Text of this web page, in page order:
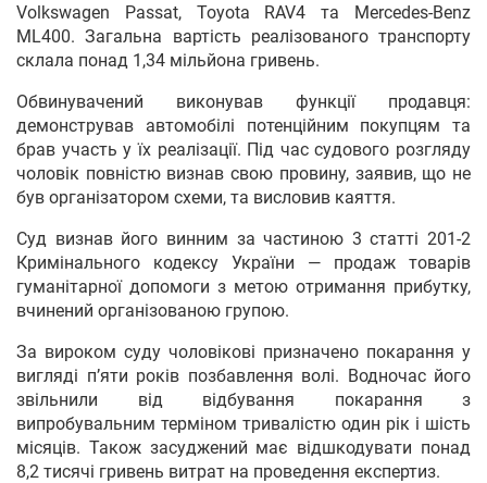
Volkswagen Passat, Toyota RAV4 та Mercedes-Benz
ML400. Загальна вартість реалізованого транспорту
склала понад 1,34 мільйона гривень.
Обвинувачений виконував функції продавця:
демонстрував автомобілі потенційним покупцям та
брав участь у їх реалізації. Під час судового розгляду
чоловік повністю визнав свою провину, заявив, що не
був організатором схеми, та висловив каяття.
Суд визнав його винним за частиною 3 статті 201-2
Кримінального кодексу України — продаж товарів
гуманітарної допомоги з метою отримання прибутку,
вчинений організованою групою.
За вироком суду чоловікові призначено покарання у
вигляді п’яти років позбавлення волі. Водночас його
звільнили від відбування покарання з
випробувальним терміном тривалістю один рік і шість
місяців. Також засуджений має відшкодувати понад
8,2 тисячі гривень витрат на проведення експертиз.